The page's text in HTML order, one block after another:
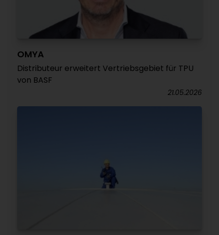
OMYA
Distributeur erweitert Vertriebsgebiet für TPU
von BASF
21.05.2026